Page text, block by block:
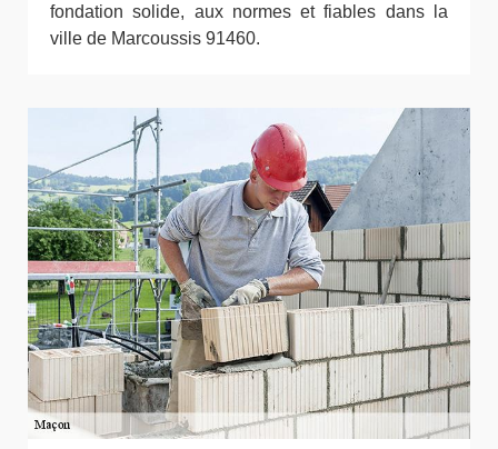
fondation solide, aux normes et fiables dans la
ville de Marcoussis 91460.